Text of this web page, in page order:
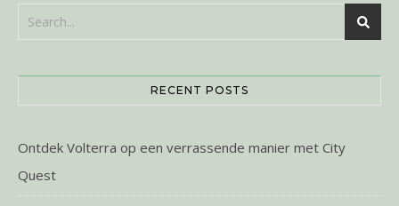
RECENT POSTS
Ontdek Volterra op een verrassende manier met City
Quest